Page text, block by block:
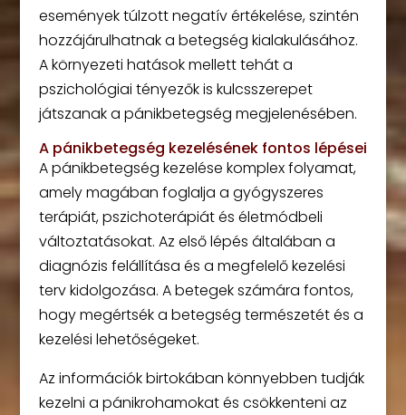
események túlzott negatív értékelése, szintén
hozzájárulhatnak a betegség kialakulásához.
A környezeti hatások mellett tehát a
pszichológiai tényezők is kulcsszerepet
játszanak a pánikbetegség megjelenésében.
A pánikbetegség kezelésének fontos lépései
A pánikbetegség kezelése komplex folyamat,
amely magában foglalja a gyógyszeres
terápiát, pszichoterápiát és életmódbeli
változtatásokat. Az első lépés általában a
diagnózis felállítása és a megfelelő kezelési
terv kidolgozása. A betegek számára fontos,
hogy megértsék a betegség természetét és a
kezelési lehetőségeket.
Az információk birtokában könnyebben tudják
kezelni a pánikrohamokat és csökkenteni az